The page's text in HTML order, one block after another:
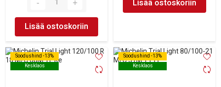
Lisää ostoskoriin
Lisää ostoskoriin
Soodushind -13%
Kesklaos
Soodushind -13%
Kesklaos
Soodushind -13%
Kesklaos
Soodushind -13%
Kesklaos